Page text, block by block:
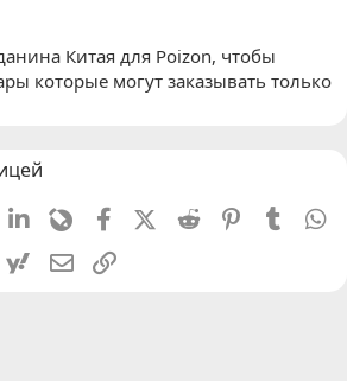
Китая для Poizon, чтобы
которые могут заказывать только
BloggerLinkedin
LivejournalFacebookX (Twitter)
Reddit PinterestTumblr
yahoomailЭлектронная почта